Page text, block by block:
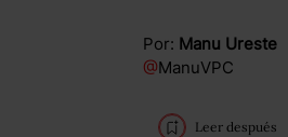
Por: Manu Ureste
@ManuVPC
Leer después